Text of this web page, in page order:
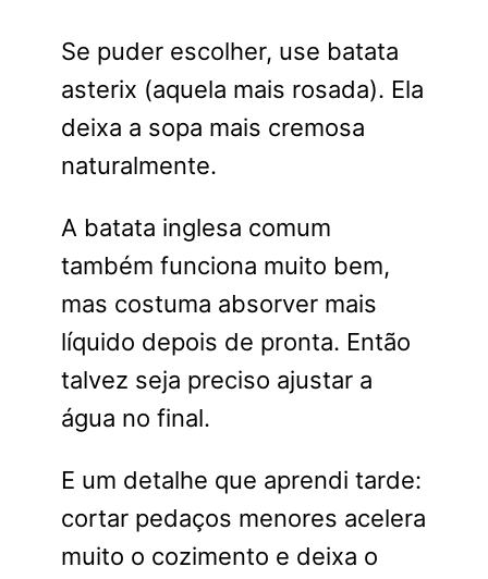
Se puder escolher, use batata
asterix (aquela mais rosada). Ela
deixa a sopa mais cremosa
naturalmente.
A batata inglesa comum
também funciona muito bem,
mas costuma absorver mais
líquido depois de pronta. Então
talvez seja preciso ajustar a
água no final.
E um detalhe que aprendi tarde:
cortar pedaços menores acelera
muito o cozimento e deixa o